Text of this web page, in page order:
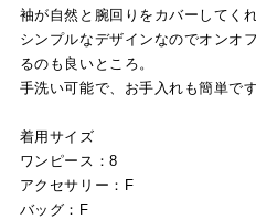
袖が自然と腕回りをカバーしてく
シンプルなデザインなのでオンオ
るのも良いところ。
手洗い可能で、お手入れも簡単です
着用サイズ
ワンピース：8
アクセサリー：F
バッグ：F